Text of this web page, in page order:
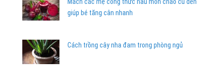
Mách các mẹ công thức nấu món cháo củ dền
giúp bé tăng cân nhanh
Cách trồng cây nha đam trong phòng ngủ